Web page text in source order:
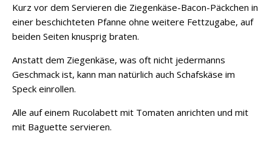
Kurz vor dem Servieren die Ziegenkäse-Bacon-Päckchen in
einer beschichteten Pfanne ohne weitere Fettzugabe, auf
beiden Seiten knusprig braten.
Anstatt dem Ziegenkäse, was oft nicht jedermanns
Geschmack ist, kann man natürlich auch Schafskäse im
Speck einrollen.
Alle auf einem Rucolabett mit Tomaten anrichten und mit
mit Baguette servieren.